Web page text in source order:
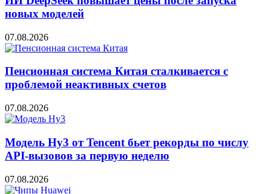
новых моделей
07.08.2026
Пенсионная система Китая сталкивается с
проблемой неактивных счетов
07.08.2026
Модель Hy3 от Tencent бьет рекорды по числу
API-вызовов за первую неделю
07.08.2026